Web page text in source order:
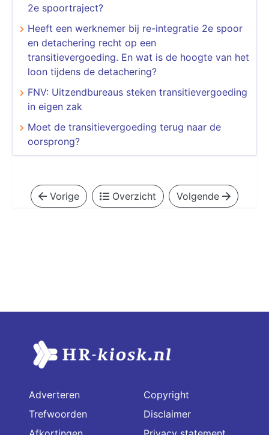
2e spoortraject?
Heeft een werknemer bij re-integratie 2e spoor
en detachering recht op een
transitievergoeding. En wat is de hoogte van het
loon tijdens de detachering?
FNV: Uitzendbureaus steken transitievergoeding
in eigen zak
Moet de transitievergoeding terug naar de
oorsprong?
Vorige Overzicht Volgende
Adverteren
Trefwoorden
Copyright
Disclaimer